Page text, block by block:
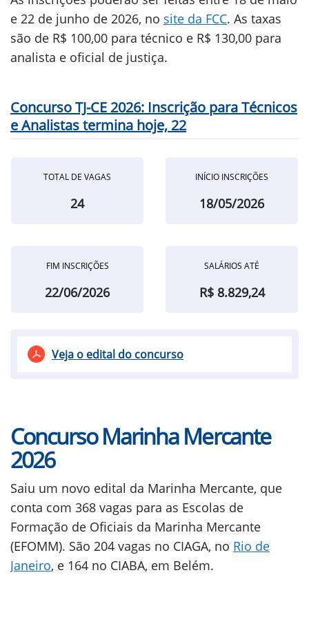
e 22 de junho de 2026, no site da FCC. As taxas
são de R$ 100,00 para técnico e R$ 130,00 para
analista e oficial de justiça.
Concurso TJ-CE 2026: Inscrição para Técnicos
e Analistas termina hoje, 22
TOTAL DE VAGAS
24
INÍCIO INSCRIÇÕES
18/05/2026
FIM INSCRIÇÕES
22/06/2026
SALÁRIOS ATÉ
R$ 8.829,24
Veja o edital do concurso
Concurso Marinha Mercante
2026
Saiu um novo edital da Marinha Mercante, que
conta com 368 vagas para as Escolas de
Formação de Oficiais da Marinha Mercante
(EFOMM). São 204 vagas no CIAGA, no Rio de
Janeiro, e 164 no CIABA, em Belém.